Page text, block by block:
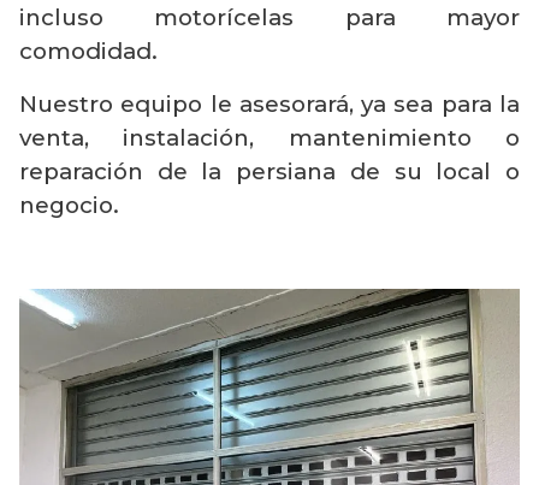
incluso motorícelas para mayor
comodidad.
Nuestro equipo le asesorará, ya sea para la
venta, instalación, mantenimiento o
reparación de la persiana de su local o
negocio.